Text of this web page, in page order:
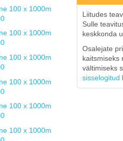
Liitudes
Sulle
keskkonda
Osalejate
kaitsmiseks
vältimiseks
sisselogitud